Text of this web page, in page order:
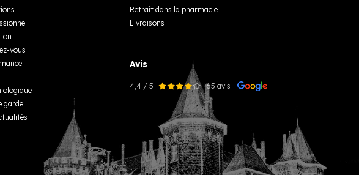
vous
garde
Retrait dans la pharmacie
Livraisons
Avis
4,4 / 5 65 avis